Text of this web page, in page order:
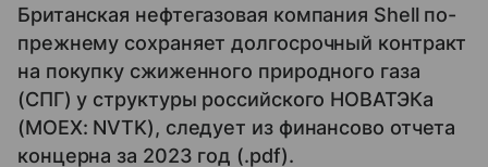
Британская нефтегазовая компания Shell по-
прежнему сохраняет долгосрочный контракт
на покупку сжиженного природного газа
(СПГ) у структуры российского НОВАТЭКа
(MOEX: NVTK), следует из финансово отчета
концерна за 2023 год (.pdf).